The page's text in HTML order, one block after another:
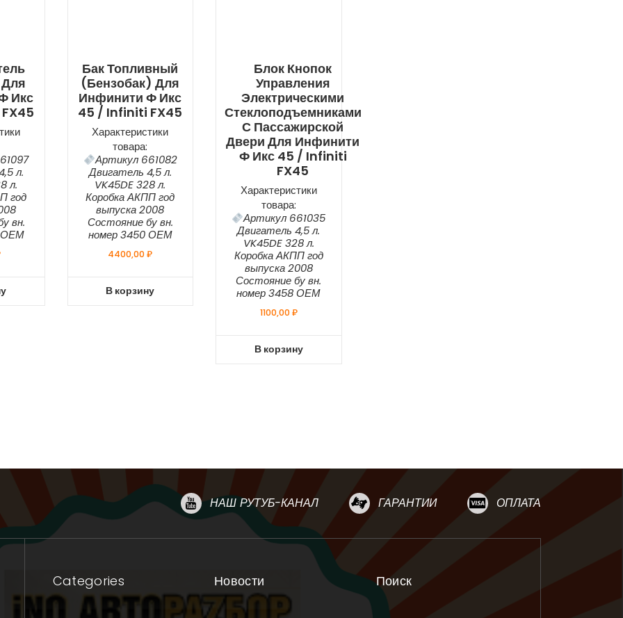
Икс
л.
л.
год
вн.
ОЕМ
Бак Топливный
(бензобак) Для
Инфинити Ф Икс
45 / Infiniti FX45
Характеристики
товара:
Артикул 661082
Двигатель 4,5 л.
VK45DE 328 л.
Коробка АКПП год
выпуска 2008
Состояние бу вн.
номер 3450 ОЕМ
4400,00₽
В корзину
Блок Кнопок
Управления
Электрическими
Стеклоподъемниками
С Пассажирской
Двери Для Инфинити
Ф Икс 45 / Infiniti
FX45
Характеристики
товара:
Артикул 661035
Двигатель 4,5 л.
VK45DE 328 л.
Коробка АКПП год
выпуска 2008
Состояние бу вн.
номер 3458 ОЕМ
1100,00₽
В корзину
НАШ РУТУБ-КАНАЛ ГАРАНТИИ ОПЛАТА
Categories Новости Поиск